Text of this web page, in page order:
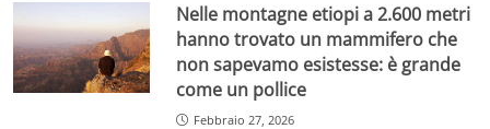
Nelle montagne etiopi a 2.600 metri
hanno trovato un mammifero che
non sapevamo esistesse: è grande
come un pollice
Febbraio 27, 2026